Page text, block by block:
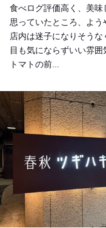
食べログ評価高く、美
思っていたところ、よう
店内は迷子になりそう
目も気にならずいい雰囲
トマトの前...